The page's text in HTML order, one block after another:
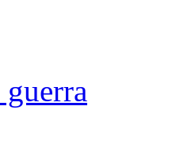
guerra